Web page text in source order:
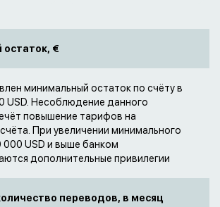
€
минимальный остаток по счёту в
USD. Несоблюдение данного
повышение тарифов на
При увеличении минимального
000 USD и выше банком
дополнительные привилегии
переводов, в месяц